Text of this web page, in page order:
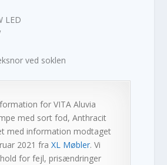
LED
ved soklen
forVITA Aluvia
med sort fod, Anthracit
med information modtaget
2021 fraXL Møbler. Vi
for fejl, prisændringer